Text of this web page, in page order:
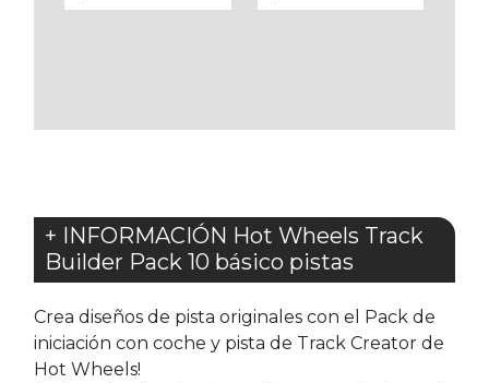
+ INFORMACIÓN Hot Wheels Track
Builder Pack 10 básico pistas
Crea diseños de pista originales con el Pack de
iniciación con coche y pista de Track Creator de
Hot Wheels!